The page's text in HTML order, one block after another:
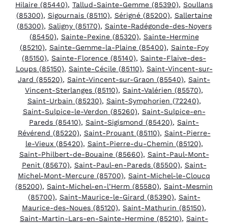
Hilaire (85440), Tallud-Sainte-Gemme (85390), Soullans
(85300), Sigournais (85110), Sérigné (85200), Sallertaine
(85300), Saligny (85170), Sainte-Radégonde-des-Noyers
(85450), Sainte-Pexine (85320), Sainte-Hermine
(85210), Sainte-Gemme-la-Plaine (85400), Sainte-Foy
(85150), Sainte-Florence (85140), Sainte-Flaive-des-
Loups (85150), Sainte-Cécile (85110), Saint-Vincent-sur-
Jard (85520), Saint-Vincent-sur-Graon (85540), Saint-
Vincent-Sterlanges (85110), Saint-Valérien (85570),
Saint-Urbain (85230), Saint-Symphorien (72240),
Saint-Sulpice-le-Verdon (85260), Saint-Sulpice-en-
Pareds (85410), Saint-Sigismond (85420), Saint-
Révérend (85220), Saint-Prouant (85110), Saint-Pierre-
le-Vieux (85420), Saint-Pierre-du-Chemin (85120),
Saint-Philbert-de-Bouaine (85660), Saint-Paul-Mont-
Penit (85670), Saint-Paul-en-Pareds (85500), Saint-
Michel-Mont-Mercure (85700), Saint-Michel-le-Cloucq
(85200), Saint-Michel-en-l’Herm (85580), Saint-Mesmin
(85700), Saint-Maurice-le-Girard (85390), Saint-
Maurice-des-Noues (85120), Saint-Mathurin (85150),
Saint-Martin-Lars-en-Sainte-Hermine (85210), Saint-